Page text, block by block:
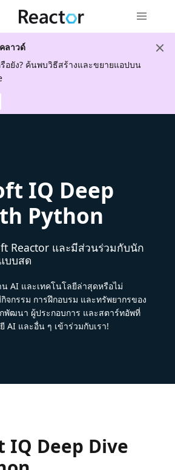
ลาวด์
อยัง? ค้นพบวิธีสร้างและขยายแอปบน
IQ Deep
Python
Reactor และมีส่วนร่วมกับนัก
บบสด
AI และเทคโนโลยีล่าสุดหรือไม่
จกรรม การฝึกอบรม และทรัพยากรของ
พัฒนา ผู้ประกอบการ และสตาร์ทอัพที่
AI และอื่น ๆ เข้าร่วมกับเรา!
IQ Deep Dive